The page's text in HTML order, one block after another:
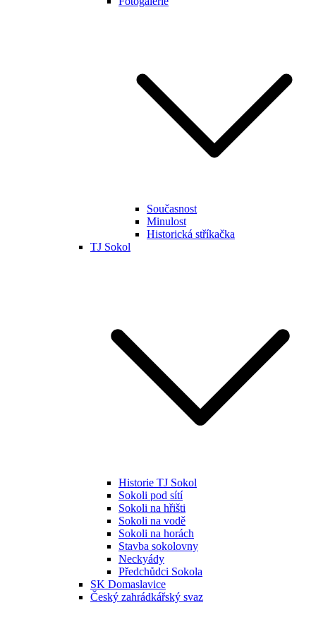
Současnost
Minulost
Historická stříkačka
TJ Sokol
Historie TJ Sokol
Sokoli pod sítí
Sokoli na hřišti
Sokoli na vodě
Sokoli na horách
Stavba sokolovny
Neckyády
Předchůdci Sokola
SK Domaslavice
Český zahrádkářský svaz